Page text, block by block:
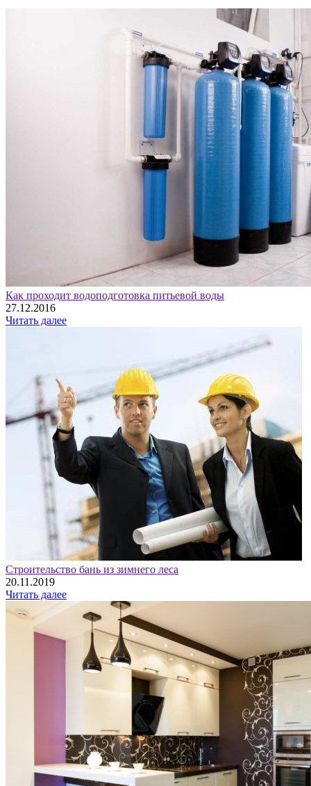
Как проходит водоподготовка питьевой воды
27.12.2016
Читать далее
Строительство бань из зимнего леса
20.11.2019
Читать далее